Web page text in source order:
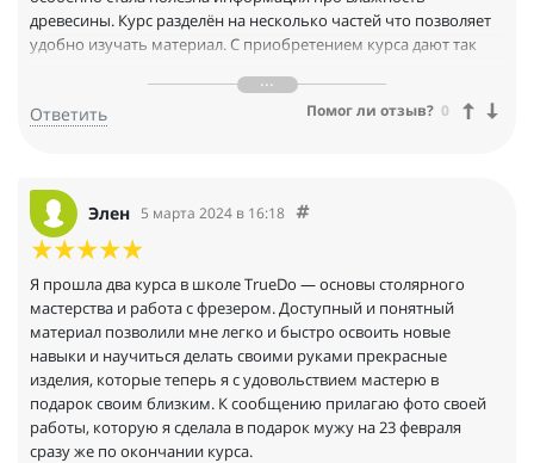
древесины. Курс разделён на несколько частей что позволяет
удобно изучать материал. С приобретением курса дают так
позволяет приобретать проверенную продукцию с хорошей
выгодой.
отвечают на ваши вопросы хоть по написанной статье либо о
вопросе о курсе. Обратная связь просто вышка. А ещё
проходят конкурсы среди участников школы ;)
Ответить Помог ли отзыв? 0
Элен 5 марта 2024 в 16:18
Я прошла два курса в школе TrueDo — основы столярного
мастерства и работа с фрезером. Доступный и понятный
материал позволили мне легко и быстро освоить новые
навыки и научиться делать своими руками прекрасные
изделия, которые теперь я с удовольствием мастерю в
подарок своим близким. К сообщению прилагаю фото своей
работы, которую я сделала в подарок мужу на 23 февраля
сразу же по окончании курса.